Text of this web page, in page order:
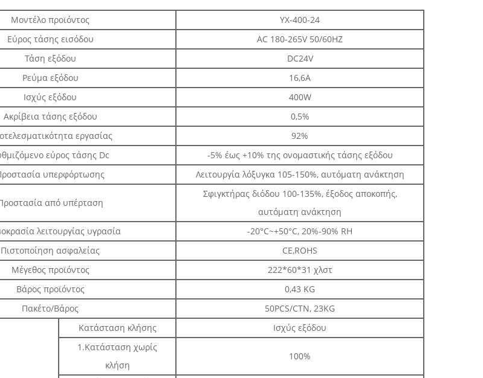
Μοντέλο προϊόντος
ΥΧ-400-24
Εύρος τάσης εισόδου
AC 180-265V 50/60HZ
Τάση εξόδου
DC24V
Ρεύμα εξόδου
16,6Α
Ισχύς εξόδου
400W
Ακρίβεια τάσης εξόδου
0,5%
εργασίας
92%
εύρος τάσης Dc
-5% έως +10% της ονομαστικής τάσης εξόδου
υπερφόρτωσης
Λειτουργία λόξυγκα 105-150%, αυτόματη ανάκτηση
από υπέρταση
Σφιγκτήρας διόδου 100-135%, έξοδος αποκοπής,
αυτόματη ανάκτηση
λειτουργίας υγρασία
-20°C~+50°C, 20%-90% RH
Πιστοποίηση ασφαλείας
CE,ROHS
Μέγεθος προϊόντος
222*60*31 χλστ
Βάρος προϊόντος
0,43 KG
Πακέτο/Βάρος
50PCS/CTN, 23KG
Κατάσταση κλήσης
Ισχύς εξόδου
1.Κατάσταση χωρίς
κλήση
100%